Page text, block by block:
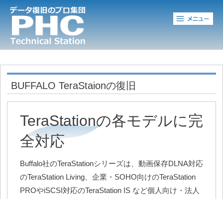
BUFFALO TeraStaionの復旧
TeraStationの各モデルに完
全対応
Buffalo社のTeraStationシリーズは、動画保存DLNA対応
のTeraStation Living、企業・SOHO向けのTeraStation
PROやiSCSI対応のTeraStation IS など個人向け・法人